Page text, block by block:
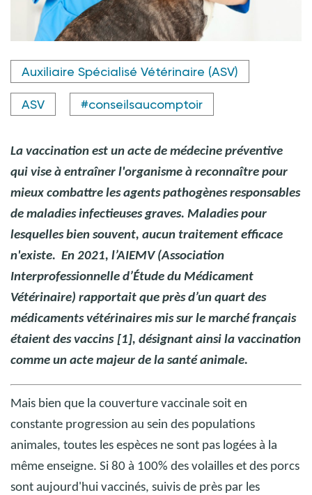
Crédit photo @ Africa Studio - stock.adobe.com
Auxiliaire Spécialisé Vétérinaire (ASV)
ASV #conseilsaucomptoir
La vaccination est un acte de médecine préventive
qui vise à entraîner l'organisme à reconnaître pour
mieux combattre les agents pathogènes responsables
de maladies infectieuses graves. Maladies pour
lesquelles bien souvent, aucun traitement efficace
n'existe. En 2021, l’AIEMV (Association
Interprofessionnelle d’Étude du Médicament
Vétérinaire) rapportait que près d’un quart des
médicaments vétérinaires mis sur le marché français
étaient des vaccins [1], désignant ainsi la vaccination
comme un acte majeur de la santé animale.
Mais bien que la couverture vaccinale soit en
constante progression au sein des populations
animales, toutes les espèces ne sont pas logées à la
même enseigne. Si 80 à 100% des volailles et des porcs
sont aujourd'hui vaccinés, suivis de près par les